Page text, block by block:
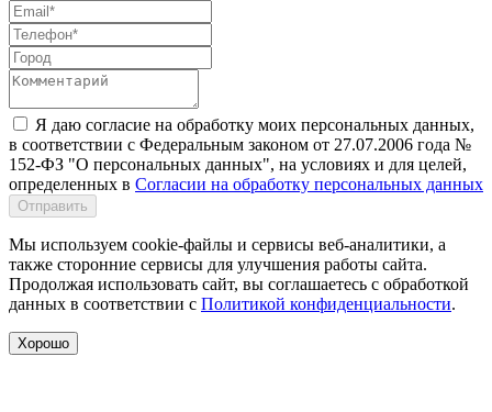
Я даю согласие на обработку моих персональных данных,
в соответствии с Федеральным законом от 27.07.2006 года №
152-ФЗ "О персональных данных", на условиях и для целей,
определенных в Согласии на обработку персональных данных
Отправить
Мы используем cookie-файлы и сервисы веб-аналитики, а
также сторонние сервисы для улучшения работы сайта.
Продолжая использовать сайт, вы соглашаетесь с обработкой
данных в соответствии с Политикой конфиденциальности.
Хорошо